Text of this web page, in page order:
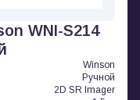
WNI-S214
Winson
Ручной
2D SR Imager